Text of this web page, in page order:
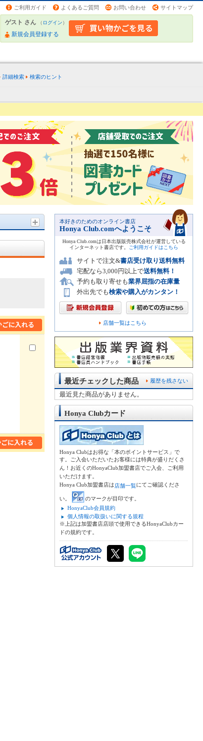
ご利用ガイド よくあるご質問 お問い合わせ サイトマップ
ゲスト さん （ログイン）
新規会員登録する
詳細検索 検索のヒント
本好きのためのオンライン書店
Honya Club.comへようこそ
Honya Club.comは日本出版販売株式会社が運営している
インターネット書店です。
ご利用ガイドはこちら
サイトで注文&書店受け取り送料無料
宅配なら3,000円以上で送料無料！
予約も取り寄せも業界屈指の在庫量
外出先でも検索や購入がカンタン！
店舗一覧はこちら
履歴を残さない
最近チェックした商品
最近見た商品がありません。
Honya Clubカード
Honya Clubはお得な「本のポイントサービス」で
す。ご入会いただいたお客様には特典が盛りだくさ
ん！お近くのHonyaClub加盟書店でご入会、ご利用
いただけます。
Honya Club加盟書店は店舗一覧にてご確認くださ
い。
のマークが目印です。
HonyaClub会員規約
個人情報の取扱いに関する規程
※上記は加盟書店店頭で使用できるHonyaClubカー
ドの規約です。